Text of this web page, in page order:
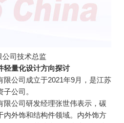
公司技术总监
轻量化设计方向探讨
限公司成立于2021年9月，是江苏
公司。
限公司研发经理张世伟表示，碳
内外饰和结构件领域。内外饰方